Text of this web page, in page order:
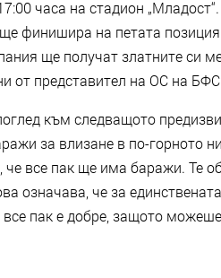
часа на стадион
ще финишира на петата
ще получат златните си
от представител на ОС на
към следващото
за влизане в по-горното
все пак ще има баражи. Те
означава, че за
все пак е добре, защото